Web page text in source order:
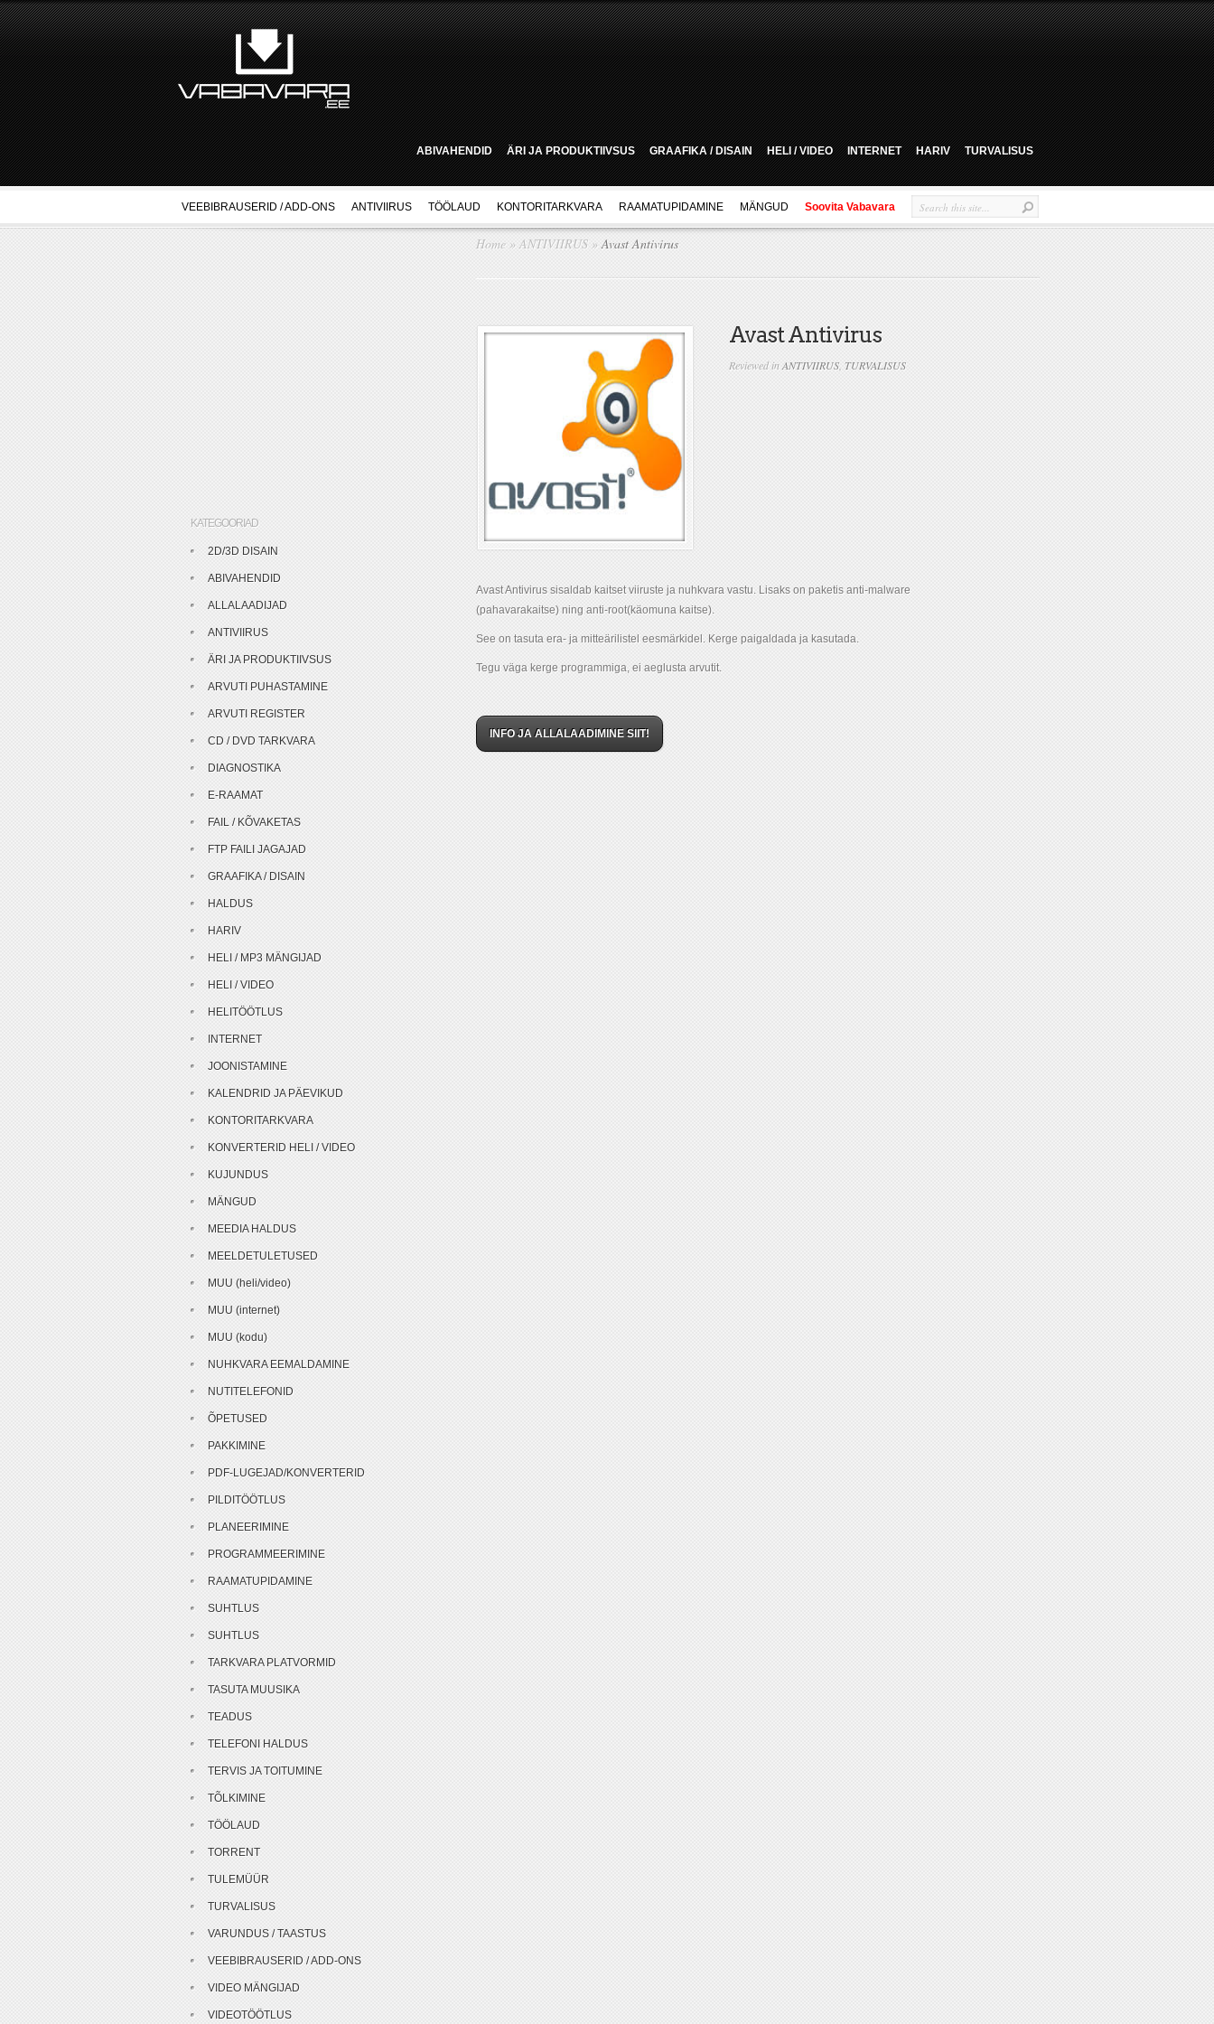
ABIVAHENDID ÄRI JA PRODUKTIIVSUS GRAAFIKA / DISAIN HELI / VIDEO INTERNET HARIV TURVALISUS
VEEBIBRAUSERID / ADD-ONS ANTIVIIRUS TÖÖLAUD KONTORITARKVARA RAAMATUPIDAMINE MÄNGUD Soovita Vabavara
Home » ANTIVIIRUS » Avast Antivirus
Avast Antivirus
Reviewed inANTIVIIRUS TURVALISUS
Avast Antivirus sisaldab kaitset viiruste ja nuhkvara vastu. Lisaks on paketis anti-malware
(pahavarakaitse) ning anti-root(käomuna kaitse).
See on tasuta era- ja mitteärilistel eesmärkidel. Kerge paigaldada ja kasutada.
Tegu väga kerge programmiga, ei aeglusta arvutit.
INFO JA ALLALAADIMINE SIIT!
KATEGOORIAD
2D/3D DISAIN
ABIVAHENDID
ALLALAADIJAD
ANTIVIIRUS
ÄRI JA PRODUKTIIVSUS
ARVUTI PUHASTAMINE
ARVUTI REGISTER
CD / DVD TARKVARA
DIAGNOSTIKA
E-RAAMAT
FAIL / KÕVAKETAS
FTP FAILI JAGAJAD
GRAAFIKA / DISAIN
HALDUS
HARIV
HELI / MP3 MÄNGIJAD
HELI / VIDEO
HELITÖÖTLUS
INTERNET
JOONISTAMINE
KALENDRID JA PÄEVIKUD
KONTORITARKVARA
KONVERTERID HELI / VIDEO
KUJUNDUS
MÄNGUD
MEEDIA HALDUS
MEELDETULETUSED
MUU (heli/video)
MUU (internet)
MUU (kodu)
NUHKVARA EEMALDAMINE
NUTITELEFONID
ÕPETUSED
PAKKIMINE
PDF-LUGEJAD/KONVERTERID
PILDITÖÖTLUS
PLANEERIMINE
PROGRAMMEERIMINE
RAAMATUPIDAMINE
SUHTLUS
SUHTLUS
TARKVARA PLATVORMID
TASUTA MUUSIKA
TEADUS
TELEFONI HALDUS
TERVIS JA TOITUMINE
TÕLKIMINE
TÖÖLAUD
TORRENT
TULEMÜÜR
TURVALISUS
VARUNDUS / TAASTUS
VEEBIBRAUSERID / ADD-ONS
VIDEO MÄNGIJAD
VIDEOTÖÖTLUS